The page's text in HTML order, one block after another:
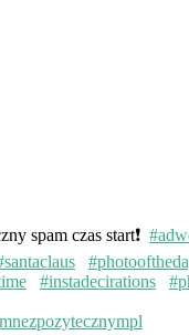
spam czas start❗️
#instadecirations